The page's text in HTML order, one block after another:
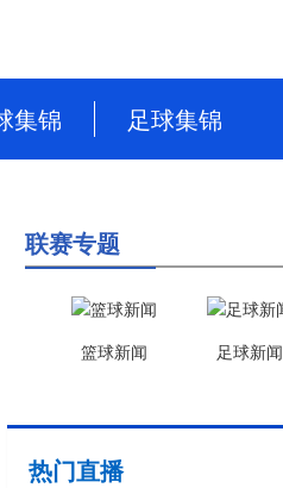
集锦
CBA
足球集锦
世界杯
联赛专题
篮球新闻 足球新闻
热门直播